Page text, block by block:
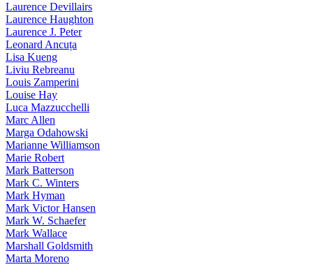
Laurence Devillairs
Laurence Haughton
Laurence J. Peter
Leonard Ancuța
Lisa Kueng
Liviu Rebreanu
Louis Zamperini
Louise Hay
Luca Mazzucchelli
Marc Allen
Marga Odahowski
Marianne Williamson
Marie Robert
Mark Batterson
Mark C. Winters
Mark Hyman
Mark Victor Hansen
Mark W. Schaefer
Mark Wallace
Marshall Goldsmith
Marta Moreno